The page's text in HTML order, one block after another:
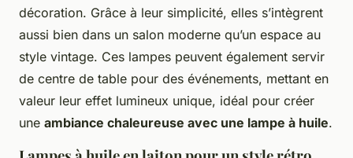
décoration. Grâce à leur simplicité, elles s’intègrent
aussi bien dans un salon moderne qu’un espace au
style vintage. Ces lampes peuvent également servir
de centre de table pour des événements, mettant en
valeur leur effet lumineux unique, idéal pour créer
une ambiance chaleureuse avec une lampe à huile.